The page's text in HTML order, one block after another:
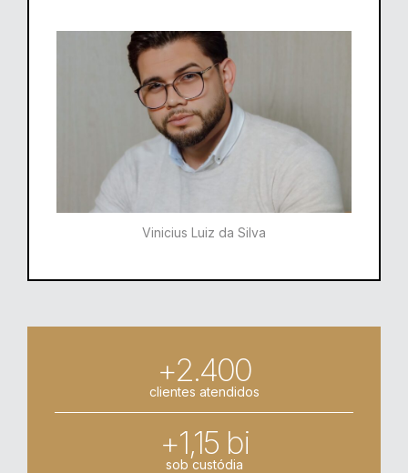
Vinicius Luiz da Silva
+2.400
clientes atendidos
+1,15 bi
sob custódia